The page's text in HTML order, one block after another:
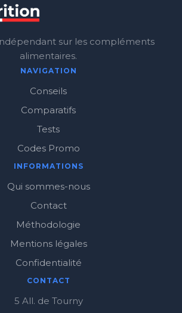
sur les compléments
alimentaires.
NAVIGATION
Conseils
Comparatifs
Tests
Codes Promo
INFORMATIONS
Qui sommes-nous
Contact
Méthodologie
Mentions légales
Confidentialité
CONTACT
5 All. de Tourny